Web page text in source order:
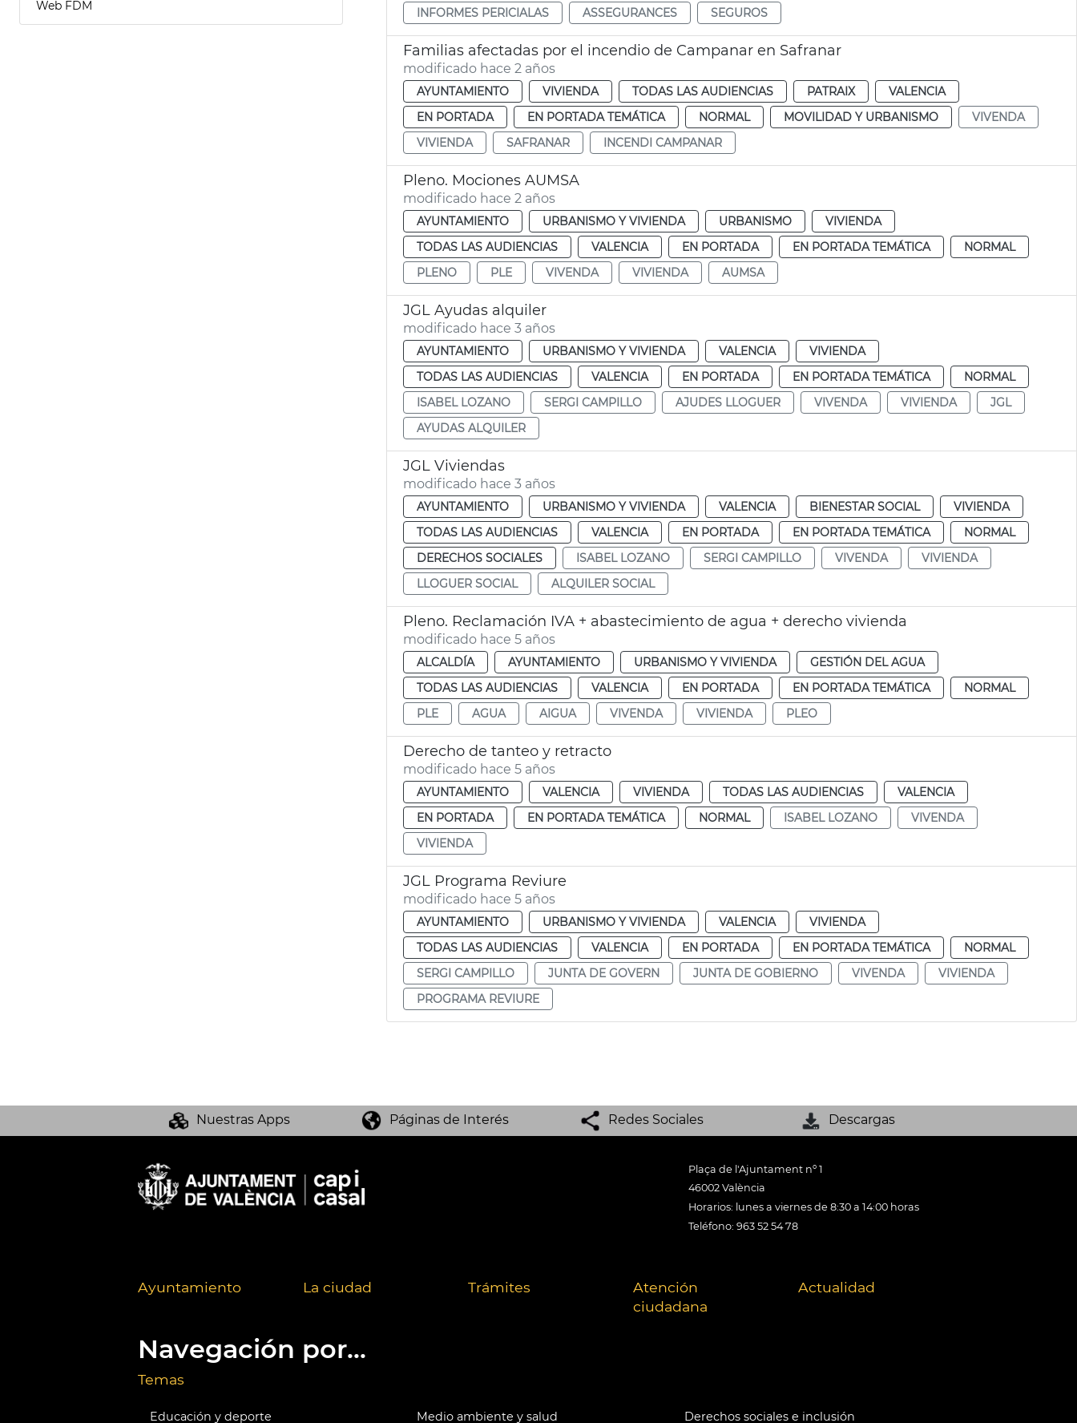
Web FDM
INFORMES PERICIALAS
ASSEGURANCES SEGUROS
Familias afectadas por el incendio de Campanar en Safranar
modificado hace 2 años
AYUNTAMIENTO VIVIENDA TODAS LAS AUDIENCIAS PATRAIX
VALENCIA
EN PORTADA
EN PORTADA TEMÁTICA NORMAL MOVILIDAD Y URBANISMO
VIVENDA
VIVIENDA
SAFRANAR INCENDI CAMPANAR
Pleno. Mociones AUMSA
modificado hace 2 años
AYUNTAMIENTO URBANISMO Y VIVIENDA URBANISMO
VIVIENDA
TODAS LAS AUDIENCIAS
VALENCIA EN PORTADA EN PORTADA TEMÁTICA
NORMAL
PLENO
PLE VIVENDA VIVIENDA AUMSA
JGL Ayudas alquiler
modificado hace 3 años
AYUNTAMIENTO URBANISMO Y VIVIENDA VALENCIA
VIVIENDA
TODAS LAS AUDIENCIAS
VALENCIA EN PORTADA EN PORTADA TEMÁTICA
NORMAL
ISABEL LOZANO
SERGI CAMPILLO AJUDES LLOGUER VIVENDA VIVIENDA
JGL
AYUDAS ALQUILER
JGL Viviendas
modificado hace 3 años
AYUNTAMIENTO URBANISMO Y VIVIENDA VALENCIA BIENESTAR SOCIAL
VIVIENDA
TODAS LAS AUDIENCIAS
VALENCIA EN PORTADA EN PORTADA TEMÁTICA
NORMAL
DERECHOS SOCIALES
ISABEL LOZANO SERGI CAMPILLO VIVENDA
VIVIENDA
LLOGUER SOCIAL
ALQUILER SOCIAL
Pleno. Reclamación IVA + abastecimiento de agua + derecho vivienda
modificado hace 5 años
ALCALDÍA AYUNTAMIENTO URBANISMO Y VIVIENDA
GESTIÓN DEL AGUA
TODAS LAS AUDIENCIAS
VALENCIA EN PORTADA EN PORTADA TEMÁTICA
NORMAL
PLE
AGUA AIGUA VIVENDA VIVIENDA PLEO
Derecho de tanteo y retracto
modificado hace 5 años
AYUNTAMIENTO VALENCIA VIVIENDA TODAS LAS AUDIENCIAS
VALENCIA
EN PORTADA
EN PORTADA TEMÁTICA NORMAL ISABEL LOZANO
VIVENDA
VIVIENDA
JGL Programa Reviure
modificado hace 5 años
AYUNTAMIENTO URBANISMO Y VIVIENDA VALENCIA
VIVIENDA
TODAS LAS AUDIENCIAS
VALENCIA EN PORTADA EN PORTADA TEMÁTICA
NORMAL
SERGI CAMPILLO
JUNTA DE GOVERN JUNTA DE GOBIERNO VIVENDA
VIVIENDA
PROGRAMA REVIURE
Nuestras Apps Páginas de Interés Redes Sociales Descargas
Plaça de l'Ajuntament nº 1
46002 València
Horarios: lunes a viernes de 8:30 a 14:00 horas
Teléfono: 963 52 54 78
Ayuntamiento La ciudad Trámites
Atención
ciudadana
Actualidad
Navegación por...
Temas
Educación y deporte Medio ambiente y salud Derechos sociales e inclusión